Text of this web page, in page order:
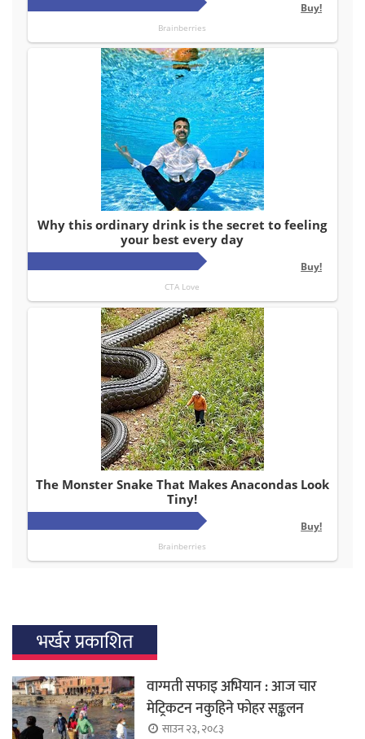
भर्खर प्रकाशित
वाग्मती सफाइ अभियान : आज चार
मेट्रिकटन नकुहिने फोहर सङ्कलन
साउन २३, २०८३